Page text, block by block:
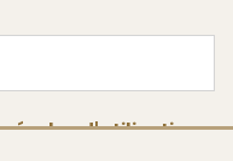
d'utilisation